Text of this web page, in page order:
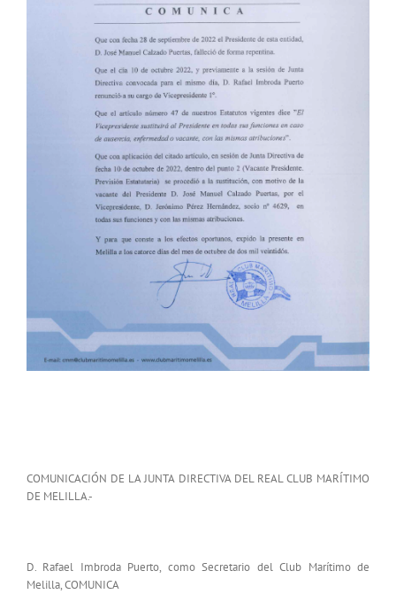
COMUNICACIÓN DE LA JUNTA DIRECTIVA DEL REAL CLUB MARÍTIMO
DE MELILLA.-
D. Rafael Imbroda Puerto, como Secretario del Club Marítimo de
Melilla, COMUNICA